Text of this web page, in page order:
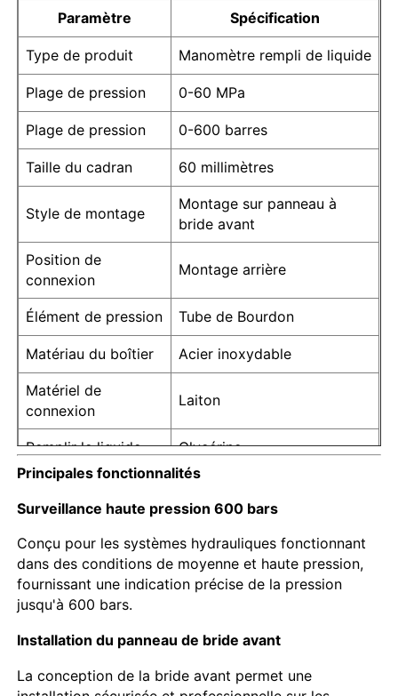
Contact
Précuteur en acier inoxydable
un manomètre antichoc
Manomètre de température et de pression
jaugeur rempli de liquide
Le détecteur de pression électrique
Kits de test de pression
le manomètre à sec
Mini manomètre de pression
Manomètre utilitaire
Paramètre
Spécification
Type de produit Manomètre rempli de liquide
Plage de pression 0-60 MPa
Plage de pression 0-600 barres
Taille du cadran 60 millimètres
Style de montage
Montage sur panneau à
bride avant
Position de
connexion
Montage arrière
Élément de pression Tube de Bourdon
Matériau du boîtier Acier inoxydable
Matériel de
connexion
Laiton
Remplir le liquide
Glycérine
Principales fonctionnalités
Surveillance haute pression 600 bars
Conçu pour les systèmes hydrauliques fonctionnant
dans des conditions de moyenne et haute pression,
fournissant une indication précise de la pression
jusqu'à 600 bars.
Installation du panneau de bride avant
La conception de la bride avant permet une